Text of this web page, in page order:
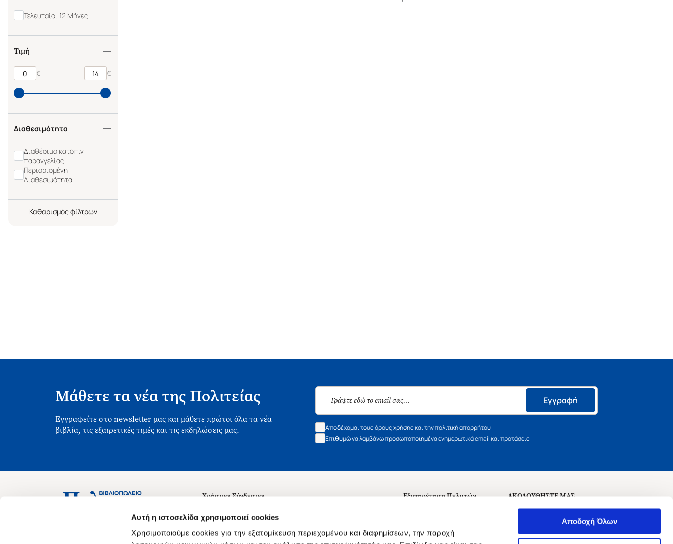
Αυτή η ιστοσελίδα χρησιμοποιεί cookies
Χρησιμοποιούμε cookies για την εξατομίκευση περιεχομένου και διαφημίσεων, την παροχή
Αποδοχή Όλων
Τελευταίοι 12 Μήνες
Τιμή
€ €
Διαθεσιμότητα
Διαθέσιμο κατόπιν
παραγγελίας
Περιορισμένη
Διαθεσιμότητα
Καθαρισμός
Μάθετε τα νέα της Πολιτείας
Εγγραφείτε στο newsletter μας και μάθετε πρώτοι όλα τα νέα
βιβλία, τις εξαιρετικές τιμές και τις εκδηλώσεις μας.
Εγγραφή
Αποδέχομαι τους όρους χρήσης και την πολιτική απορρήτου
Επιθυμώ να λαμβάνω προσωποποιημένα ενημερωτικά email και προτάσεις
Ασκληπιού 1-3, Αθήνα 106 79
Χρήσιμοι Σύνδεσμοι
Σχετικά με εμάς
Θέσεις Εργασίας
Εξυπηρέτηση Πελατών
ΑΚΟΛΟΥΘΗΣΤΕ ΜΑΣ